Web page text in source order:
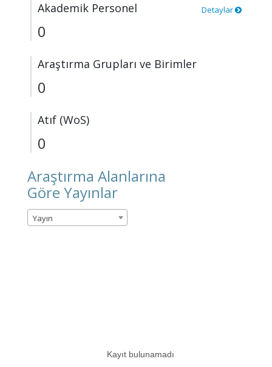
Akademik Personel Detaylar
0
Araştırma Grupları ve Birimler
0
Atıf (WoS)
0
Araştırma Alanlarına
Göre Yayınlar
Yayın
Kayıt bulunamadı